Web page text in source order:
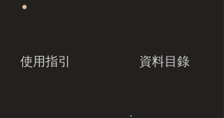
使用指引 資料目錄